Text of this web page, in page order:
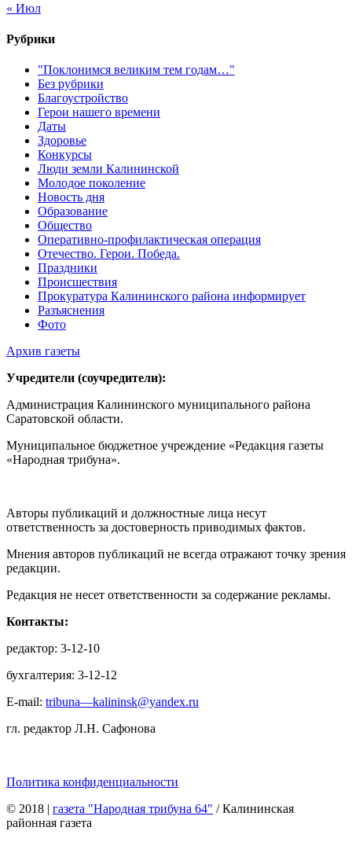
« Июл
Рубрики
"Поклонимся великим тем годам…"
Без рубрики
Благоустройство
Герои нашего времени
Даты
Здоровье
Конкурсы
Люди земли Калининской
Молодое поколение
Новость дня
Образование
Общество
Оперативно-профилактическая операция
Отечество. Герои. Победа.
Праздники
Происшествия
Прокуратура Калининского района информирует
Разъяснения
Фото
Архив газеты
Учредители (соучредители):
Администрация Калининского муниципального района
Саратовской области.
Муниципальное бюджетное учреждение «Редакция газеты
«Народная трибуна».
Авторы публикаций и должностные лица несут
ответственность за достоверность приводимых фактов.
Мнения авторов публикаций не всегда отражают точку зрения
редакции.
Редакция не несет ответственности за содержание рекламы.
Контакты:
редактор: 3-12-10
бухгалтерия: 3-12-12
E-mail: tribuna—kalininsk@yandex.ru
гл. редактор Л.Н. Сафонова
Политика конфиденциальности
© 2018 | газета "Народная трибуна 64" / Калининская
районная газета